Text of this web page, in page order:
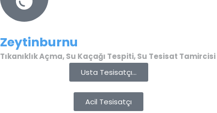
Zeytinburnu
Tıkanıklık Açma, Su Kaçağı Tespiti, Su Tesisat Tamircisi
Usta Tesisatçı...
Acil Tesisatçı